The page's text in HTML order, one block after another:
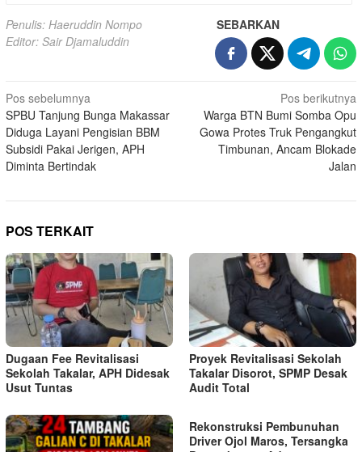
Penulis: Haeruddin Nompo
Editor: Sair Djamaluddin
SEBARKAN
Navigasi
pos
Pos sebelumnya
SPBU Tanjung Bunga Makassar
Diduga Layani Pengisian BBM
Subsidi Pakai Jerigen, APH
Diminta Bertindak
Pos berikutnya
Warga BTN Bumi Somba Opu
Gowa Protes Truk Pengangkut
Timbunan, Ancam Blokade
Jalan
POS TERKAIT
Dugaan Fee Revitalisasi
Sekolah Takalar, APH Didesak
Usut Tuntas
Proyek Revitalisasi Sekolah
Takalar Disorot, SPMP Desak
Audit Total
Rekonstruksi Pembunuhan
Driver Ojol Maros, Tersangka